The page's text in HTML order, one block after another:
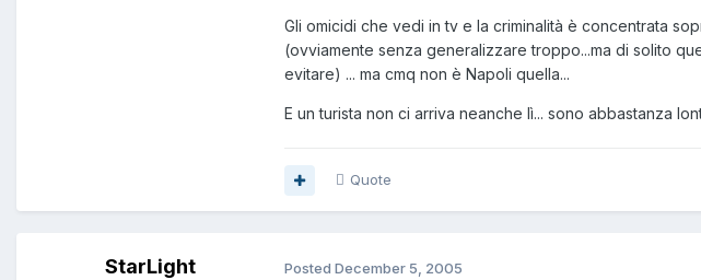
Gli omicidi che vedi in tv e la criminalità è concentrata
(ovviamente senza generalizzare troppo...ma di solito
evitare) ... ma cmq non è Napoli quella...
E un turista non ci arriva neanche lì... sono abbastanza
Quote
StarLight Posted December 5, 2005